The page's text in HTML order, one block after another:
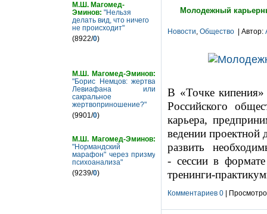
Молодежный
Новости, Общество | Автор:
В «Точке
Российского
карьера,
ведении проектной
развить
- сессии в
тренинги-
Комментариев 0 |
М.Ш. Магомед-
Эминов: "Нельзя
делать вид, что ничего
не происходит"
(8922/0)
М.Ш. Магомед-Эминов:
"Борис Немцов: жертва
Левиафана или
сакральное
жертвоприношение?"
(9901/0)
М.Ш. Магомед-Эминов:
"Нормандский
марафон" через призму
психоанализа"
(9239/0)